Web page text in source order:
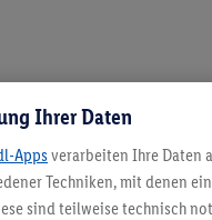
Ihrer Daten
Apps verarbeiten Ihre Daten
Techniken, mit denen
sind teilweise technisch